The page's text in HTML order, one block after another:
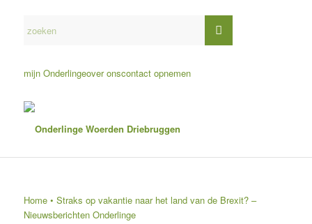
mijn Onderlingeover onscontact opnemen
Home• Straks op vakantie naar het land van de Brexit? –
Nieuwsberichten Onderlinge